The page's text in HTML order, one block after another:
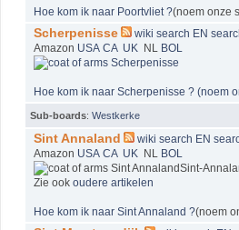
Hoe kom ik naar Poortvliet ?(noem onze
Scherpenisse wiki search EN
Amazon USA CA UK NL BOL
Hoe kom ik naar Scherpenisse ? (noem
Sub-boards: Westkerke
Sint Annaland wiki search EN
Amazon USA CA UK NL BOL
Sint-
Zie ook oudere artikelen
Hoe kom ik naar Sint Annaland ?(noem